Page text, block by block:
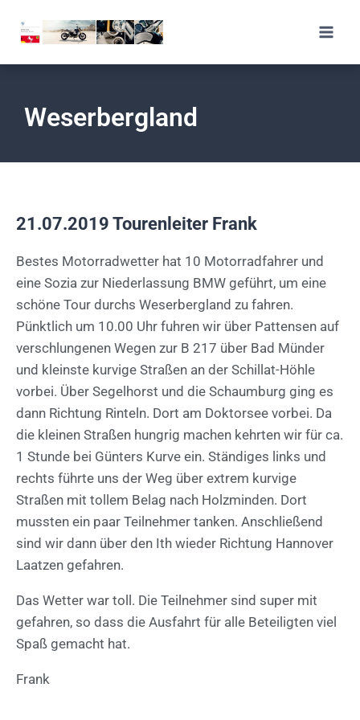
Weserbergland
21.07.2019 Tourenleiter Frank
Bestes Motorradwetter hat 10 Motorradfahrer und
eine Sozia zur Niederlassung BMW geführt, um eine
schöne Tour durchs Weserbergland zu fahren.
Pünktlich um 10.00 Uhr fuhren wir über Pattensen auf
verschlungenen Wegen zur B 217 über Bad Münder
und kleinste kurvige Straßen an der Schillat-Höhle
vorbei. Über Segelhorst und die Schaumburg ging es
dann Richtung Rinteln. Dort am Doktorsee vorbei. Da
die kleinen Straßen hungrig machen kehrten wir für ca.
1 Stunde bei Günters Kurve ein. Ständiges links und
rechts führte uns der Weg über extrem kurvige
Straßen mit tollem Belag nach Holzminden. Dort
mussten ein paar Teilnehmer tanken. Anschließend
sind wir dann über den Ith wieder Richtung Hannover
Laatzen gefahren.
Das Wetter war toll. Die Teilnehmer sind super mit
gefahren, so dass die Ausfahrt für alle Beteiligten viel
Spaß gemacht hat.
Frank